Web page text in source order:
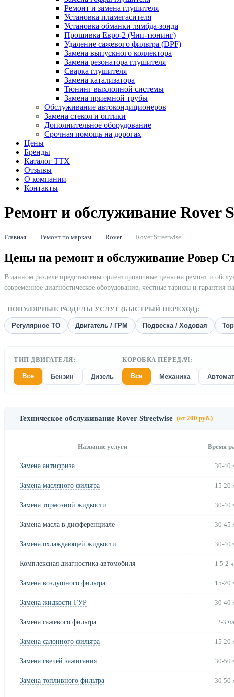
Ремонт и замена глушителя
Установка пламегасителя
Установка обманки лямбда-зонда
Прошивка Евро-2 (Чип-тюнинг)
Удаление сажевого фильтра (DPF)
Замена выпускного коллектора
Замена резонатора глушителя
Сварка глушителя
Замена катализатора
Тюнинг выхлопной системы
Замена приемной трубы
Обслуживание автокондиционеров
Замена стекол и оптики
Дополнительное оборудование
Срочная помощь на дорогах
Цены
Бренды
Каталог ТТХ
Отзывы
О компании
Контакты
Ремонт и обслуживание Rover
Главная Ремонт по маркам Rover Rover Streetwise
Цены на ремонт и обслуживание Ровер
В данном разделе представлены ориентировочные цены на ремонт и
современное диагностическое оборудование, честные тарифы и гарантия
ПОПУЛЯРНЫЕ РАЗДЕЛЫ УСЛУГ (БЫСТРЫЙ ПЕРЕХОД):
Регулярное ТО Двигатель / ГРМ Подвеска / Ходовая
ТИП ДВИГАТЕЛЯ:
Все Бензин Дизель
КОРОБКА ПЕРЕДАЧ:
Все Механика Автомат
Техническое обслуживание Rover Streetwise (от 200 руб.)
Название услуги Время
Замена антифриза 30-40
Замена масляного фильтра 15-20
Замена тормозной жидкости 30-40
Замена масла в дифференциале 30-45
Замена охлаждающей жидкости 30-40
Комплексная диагностика автомобиля 1.5-2
Замена воздушного фильтра 15-20
Замена жидкости ГУР 30-40
Замена сажевого фильтра 2-3
Замена салонного фильтра 15-20
Замена свечей зажигания 30-50
Замена топливного фильтра 30-50